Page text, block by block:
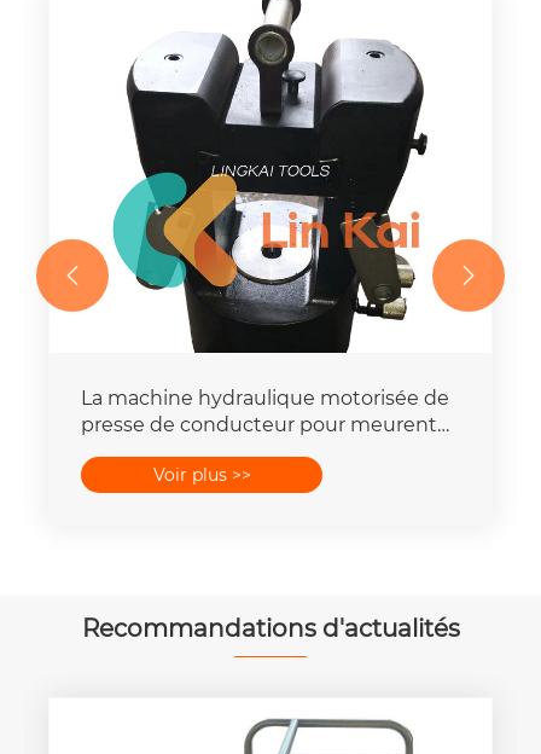
La machine hydraulique motorisée de
presse de conducteur pour meurent
400mm2 de 25T-300T
Voir plus >>
 
Recommandations d'actualités